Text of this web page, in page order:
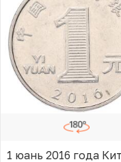
1 юань 2016 года